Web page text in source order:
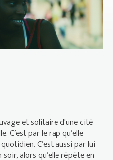
et solitaire d'une cité
C’est par le rap qu’elle
C’est aussi par lui
soir, alors qu’elle répète en